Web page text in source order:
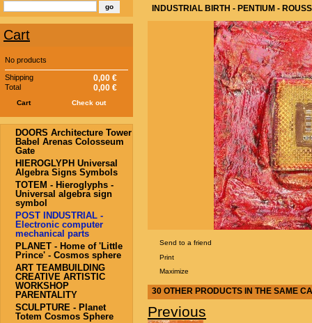
Cart
No products
Shipping 0,00 €
Total 0,00 €
Cart Check out
DOORS Architecture Tower
Babel Arenas Colosseum
Gate
HIEROGLYPH Universal
Algebra Signs Symbols
TOTEM - Hieroglyphs -
Universal algebra sign
symbol
POST INDUSTRIAL -
Electronic computer
mechanical parts
PLANET - Home of 'Little
Prince' - Cosmos sphere
ART TEAMBUILDING
CREATIVE ARTISTIC
WORKSHOP
PARENTALITY
SCULPTURE - Planet
Totem Cosmos Sphere
INDUSTRIAL BIRTH - PENTIUM -
Send to a friend
Print
Maximize
30 OTHER PRODUCTS IN THE SAME
Previous